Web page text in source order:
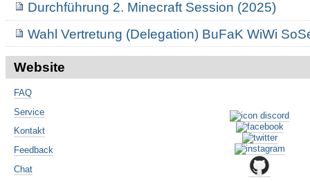
Durchführung 2. Minecraft Session (2025)
Wahl Vertretung (Delegation) BuFaK WiWi
Website
FAQ
Service
Kontakt
Feedback
Chat